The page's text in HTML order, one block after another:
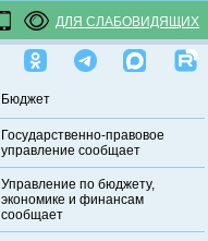
ДЛЯ СЛАБОВИДЯЩИХ
Бюджет
Государственно-правовое
управление сообщает
Управление по бюджету,
экономике и финансам
сообщает